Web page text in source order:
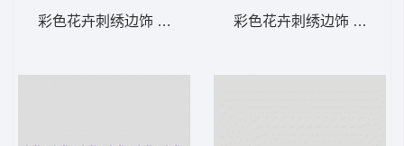
彩色花卉刺绣边饰 条带状 水溶条码网布花边
彩色花卉刺绣边饰 条带状